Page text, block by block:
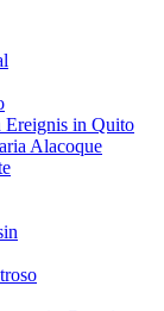
Ereignis in Quito
Alacoque